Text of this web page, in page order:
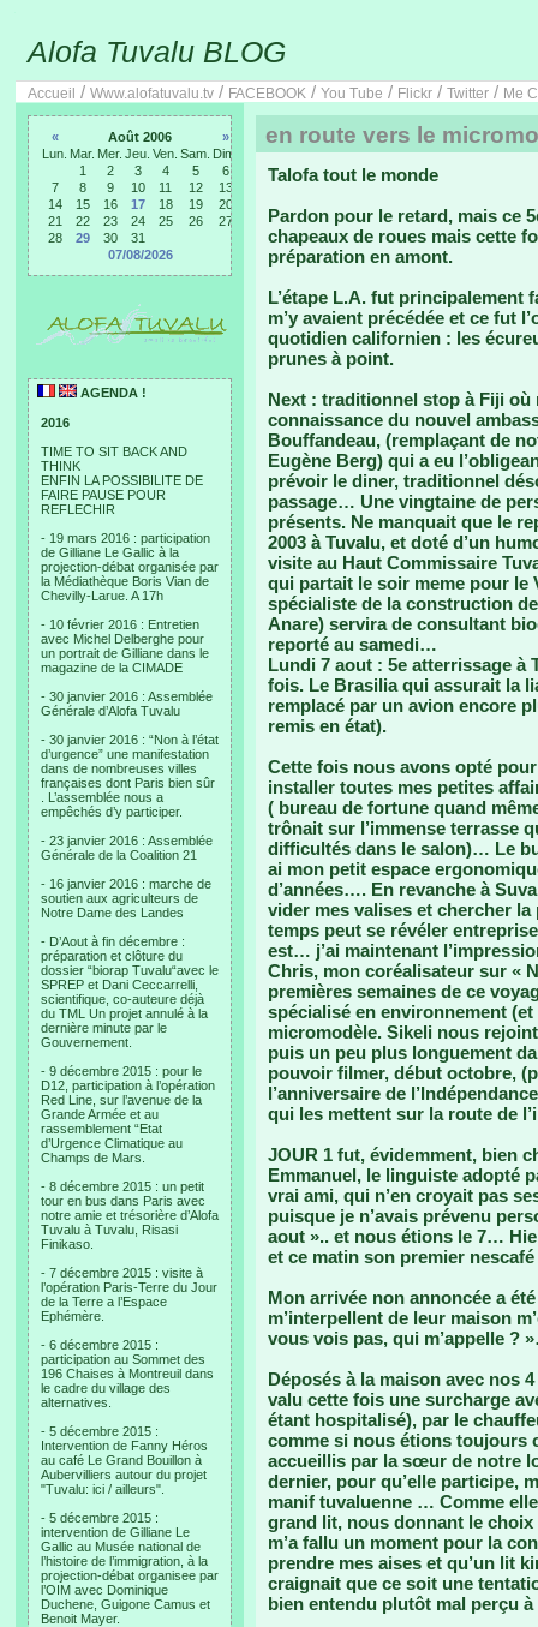
Alofa Tuvalu BLOG
Accueil / Www.alofatuvalu.tv / FACEBOOK / You Tube / Flickr / Twitter / Me
« Août 2006
»
Lun. Mar. Mer. Jeu. Ven. Sam. Dim.
1
2 3 4 5
6
7
8 9 10 11 12
13
14
15 16 17 18 19
20
21
22 23 24 25 26
27
28
29 30
31
07/08/2026
AGENDA !
2016
TIME TO SIT BACK AND
THINK
ENFIN LA POSSIBILITE DE
FAIRE PAUSE POUR
REFLECHIR
- 19 mars 2016 : participation
de Gilliane Le Gallic à la
projection-débat organisée par
la Médiathèque Boris Vian de
Chevilly-Larue. A 17h
- 10 février 2016 : Entretien
avec Michel Delberghe pour
un portrait de Gilliane dans le
magazine de la CIMADE
- 30 janvier 2016 : Assemblée
Générale d’Alofa Tuvalu
- 30 janvier 2016 : “Non à l’état
d’urgence” une manifestation
dans de nombreuses villes
françaises dont Paris bien sûr
. L’assemblée nous a
empêchés d’y participer.
- 23 janvier 2016 : Assemblée
Générale de la Coalition 21
- 16 janvier 2016 : marche de
soutien aux agriculteurs de
Notre Dame des Landes
- D’Aout à fin décembre :
préparation et clôture du
dossier “biorap Tuvalu“avec le
SPREP et Dani Ceccarrelli,
scientifique, co-auteure déjà
du TML Un projet annulé à la
dernière minute par le
Gouvernement.
- 9 décembre 2015 : pour le
D12, participation à l’opération
Red Line, sur l’avenue de la
Grande Armée et au
rassemblement “Etat
d’Urgence Climatique au
Champs de Mars.
- 8 décembre 2015 : un petit
tour en bus dans Paris avec
notre amie et trésorière d’Alofa
Tuvalu à Tuvalu, Risasi
Finikaso.
- 7 décembre 2015 : visite à
l’opération Paris-Terre du Jour
de la Terre a l’Espace
Ephémère.
- 6 décembre 2015 :
participation au Sommet des
196 Chaises à Montreuil dans
le cadre du village des
alternatives.
- 5 décembre 2015 :
Intervention de Fanny Héros
au café Le Grand Bouillon à
Aubervilliers autour du projet
"Tuvalu: ici / ailleurs".
- 5 décembre 2015 :
intervention de Gilliane Le
Gallic au Musée national de
l’histoire de l’immigration, à la
projection-débat organisee par
l’OIM avec Dominique
Duchene, Guigone Camus et
Benoit Mayer.
en route vers le
Talofa tout le monde
Pardon pour le retard, mais ce
chapeaux de roues mais cette
préparation en amont.
L’étape L.A. fut
m’y avaient précédée et ce fut
quotidien californien : les
prunes à point.
Next : traditionnel stop à Fiji
connaissance du nouvel
Bouffandeau, (remplaçant de
Eugène Berg) qui a eu
prévoir le diner, traditionnel
passage… Une vingtaine de
présents. Ne manquait que le
2003 à Tuvalu, et doté d’un
visite au Haut Commissaire
qui partait le soir meme pour le
spécialiste de la construction
Anare) servira de consultant
reporté au samedi…
Lundi 7 aout : 5e atterrissage à
fois. Le Brasilia qui assurait la
remplacé par un avion encore
remis en état).
Cette fois nous avons opté
installer toutes mes petites
( bureau de fortune quand
trônait sur l’immense terrasse
difficultés dans le salon)… Le
ai mon petit espace
d’années…. En revanche à
vider mes valises et chercher
temps peut se révéler
est… j’ai maintenant
Chris, mon coréalisateur sur «
premières semaines de ce
spécialisé en environnement
micromodèle. Sikeli nous
puis un peu plus longuement
pouvoir filmer, début octobre,
l’anniversaire de
qui les mettent sur la route de
JOUR 1 fut, évidemment, bien
Emmanuel, le linguiste adopté
vrai ami, qui n’en croyait pas
puisque je n’avais prévenu
aout ».. et nous étions le 7…
et ce matin son premier
Mon arrivée non annoncée a
m’interpellent de leur maison
vous vois pas, qui m’appelle ?
Déposés à la maison avec nos
valu cette fois une surcharge
étant hospitalisé), par le
comme si nous étions toujours
accueillis par la sœur de notre
dernier, pour qu’elle participe,
manif tuvaluenne … Comme
grand lit, nous donnant le
m’a fallu un moment pour la
prendre mes aises et qu’un lit
craignait que ce soit une
bien entendu plutôt mal perçu à